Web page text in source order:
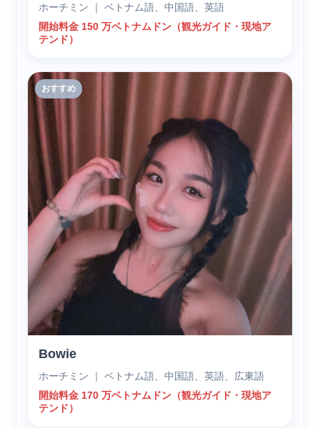
ホーチミン ｜ ベトナム語、中国語、英語
開始料金 150 万ベトナムドン（観光ガイド・現地ア
テンド）
おすすめ
Bowie
ホーチミン ｜ ベトナム語、中国語、英語、広東語
開始料金 170 万ベトナムドン（観光ガイド・現地ア
テンド）